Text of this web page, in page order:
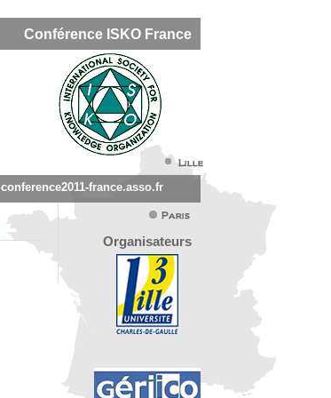
Conférence ISKO France
conference2011-france.asso.fr
Organisateurs